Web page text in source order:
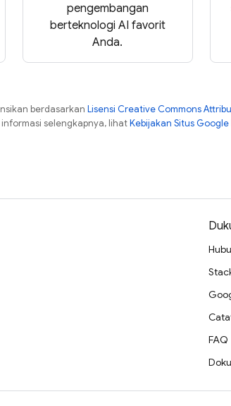
pengembangan
berteknologi AI favorit
Anda.
berdasarkan Lisensi Creative Commons
selengkapnya, lihatKebijakan Situs
FAQ